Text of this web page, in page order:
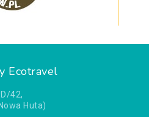
Ecotravel
42,
Huta)